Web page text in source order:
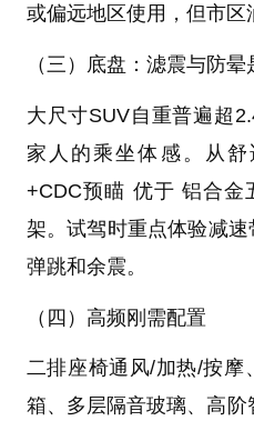
或偏远地区使用，但市区
（三）底盘：滤震与防晕
大尺寸SUV自重普遍超
家人的乘坐体感。从
+CDC预瞄 优于 铝合
架。试驾时重点体验减
弹跳和余震。
（四）高频刚需配置
二排座椅通风/加热/按摩
箱、多层隔音玻璃、高